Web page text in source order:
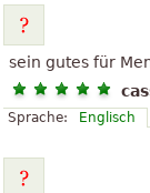
sein gutes für
Sprache: Englisch